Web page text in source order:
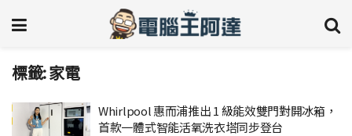
標籤:家電
Whirlpool 惠而浦推出 1 級能效雙門對開冰箱，
首款一體式智能活氧洗衣塔同步登台